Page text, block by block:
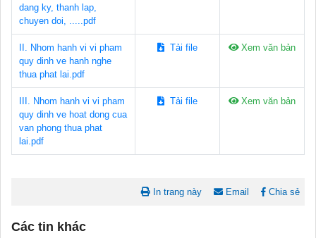
dang ky, thanh lap,
chuyen doi, .....pdf
II. Nhom hanh vi vi pham
quy dinh ve hanh nghe
thua phat lai.pdf
Tải file Xem văn bản
III. Nhom hanh vi vi pham
quy dinh ve hoat dong cua
van phong thua phat
lai.pdf
Tải file Xem văn bản
In trang này Email Chia sẻ
Các tin khác
11/02/2026 08:45:12